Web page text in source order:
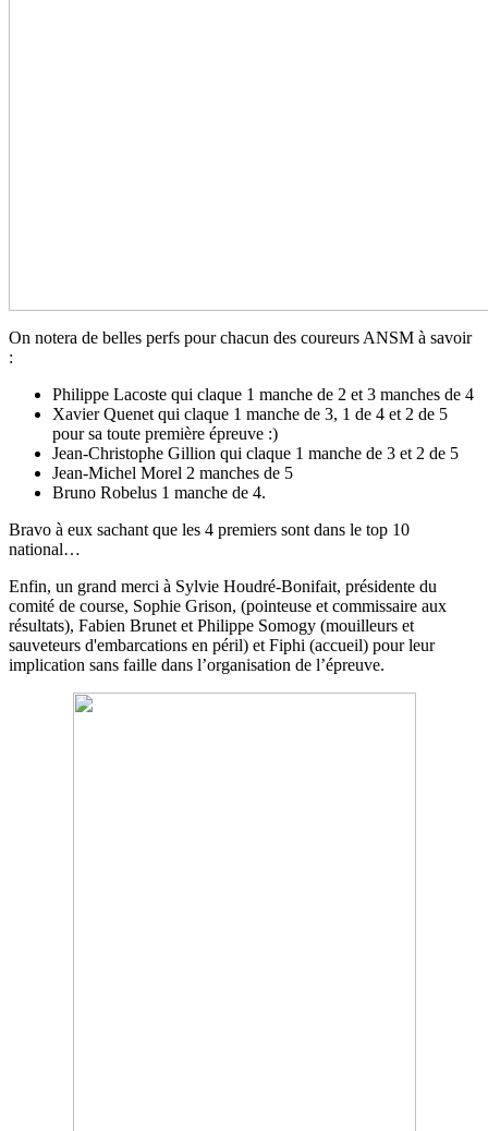
On notera de belles perfs pour chacun des coureurs ANSM à savoir
:
Philippe Lacoste qui claque 1 manche de 2 et 3 manches de 4
Xavier Quenet qui claque 1 manche de 3, 1 de 4 et 2 de 5
pour sa toute première épreuve :)
Jean-Christophe Gillion qui claque 1 manche de 3 et 2 de 5
Jean-Michel Morel 2 manches de 5
Bruno Robelus 1 manche de 4.
Bravo à eux sachant que les 4 premiers sont dans le top 10
national…
Enfin, un grand merci à Sylvie Houdré-Bonifait, présidente du
comité de course, Sophie Grison, (pointeuse et commissaire aux
résultats), Fabien Brunet et Philippe Somogy (mouilleurs et
sauveteurs d'embarcations en péril) et Fiphi (accueil) pour leur
implication sans faille dans l’organisation de l’épreuve.